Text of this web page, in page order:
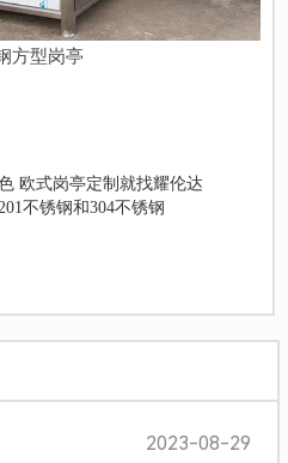
方型岗亭
欧式岗亭定制就找耀伦达
不锈钢和304不锈钢
2023-08-29